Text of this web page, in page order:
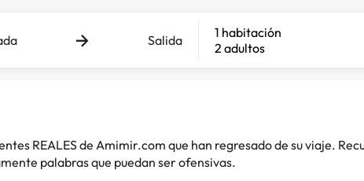
Salida
1 habitación
2 adultos
REALES de Amimir.com que han regresado de su viaje.
palabras que puedan ser ofensivas.